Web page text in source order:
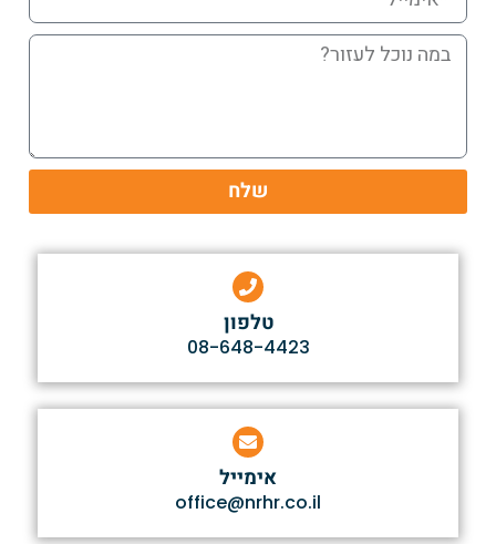
שלח
טלפון
08-648-4423
אימייל
office@nrhr.co.il